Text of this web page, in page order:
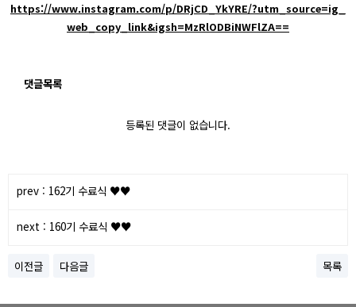
https://www.instagram.com/p/DRjCD_YkYRE/?utm_source=ig_
web_copy_link&igsh=MzRlODBiNWFlZA==
댓글목록
등록된 댓글이 없습니다.
prev : 162기 수료식 ♥️♥️
next : 160기 수료식 ♥️♥️
이전글 다음글 목록